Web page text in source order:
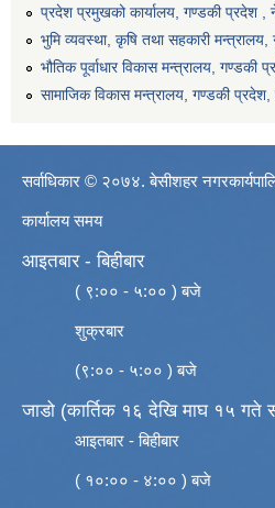
प्रदेश प्रमुखको कार्यालय, गण्डकी प्रदेश ,
भुमि व्यवस्था, कृषि तथा सहकारी
भौतिक पूर्वाधार विकास मन्त्रालय, गण्डकी
सामाजिक विकास मन्त्रालय, गण्डकी प्रदेश,
सर्वाधिकार © २०७४. बेसीशहर
कार्यालय समय
आइतबार - बिहीबार
( ९:०० - ५:०० ) बजे
शुक्रबार
(९:०० - ५:०० ) बजे
जाडो (कार्तिक १६ देखि माघ १५ गते
आइतबार - बिहीबार
( १०:०० - ४:०० ) बजे